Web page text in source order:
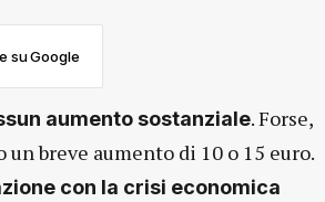
su Google
aumento sostanziale. Forse,
un breve aumento di 10 o 15 euro.
con la crisi economica